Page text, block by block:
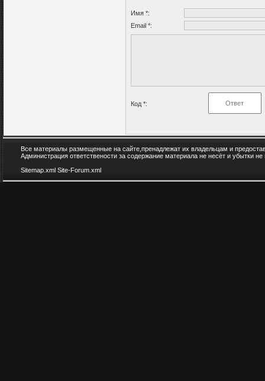
Имя *:
Email *:
Код *:
Все материалы размещенные на сайте,пренадлежат их владельцам и
Администрация ответствености за содержание материала не несёт и убытки
Sitemap.xml Site-Forum.xml